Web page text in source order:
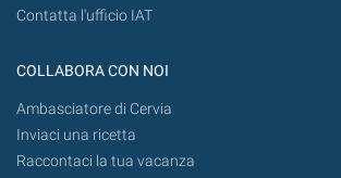
Contatta l'ufficio IAT
COLLABORA CON NOI
Ambasciatore di Cervia
Inviaci una ricetta
Raccontaci la tua vacanza